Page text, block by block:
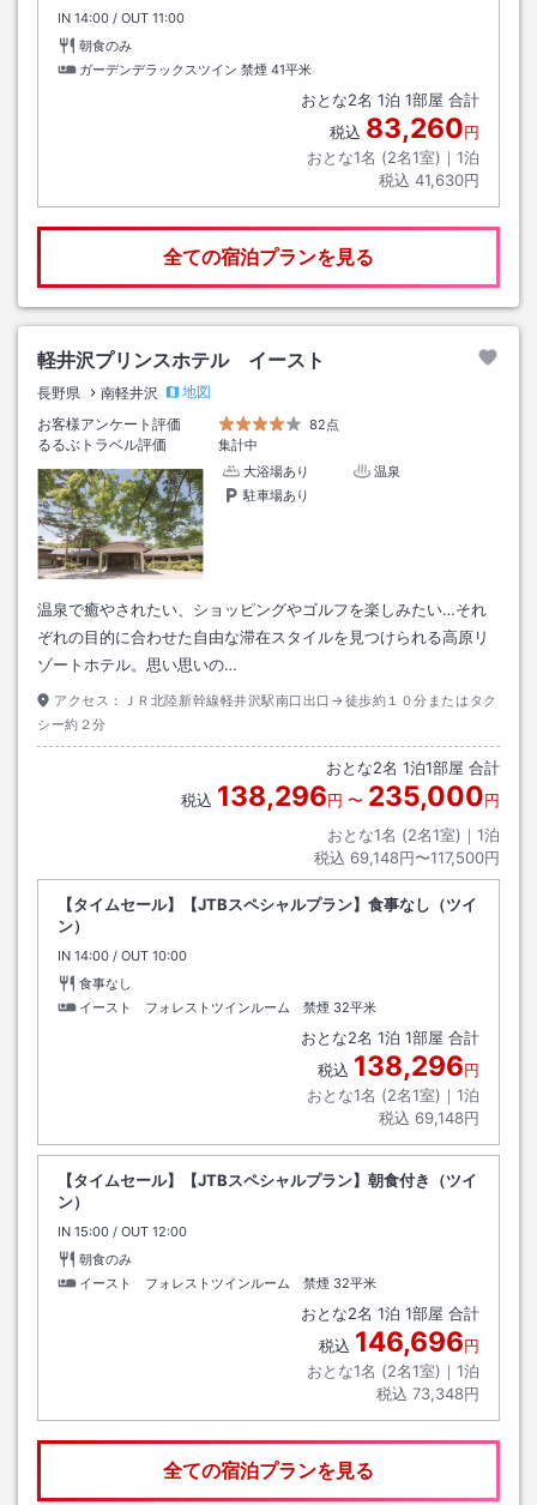
IN チェックイン
14:00 / OUT チェックアウト
11:00
朝食のみ
ガーデンデラックスツイン 禁煙 41平米
おとな2名 1泊 1部屋 合計
税込 83,260円
おとな1名 (2名1室)｜ 1泊
税込 41,630円
全ての宿泊プランを見る
軽井沢プリンスホテル イースト
長野県 南軽井沢
地図
お客様アンケート評価
82点
るるぶトラベル評価
集計中
大浴場あり
温泉
駐車場あり
温泉で癒やされたい、ショッピングやゴルフを楽しみたい…それ
ぞれの目的に合わせた自由な滞在スタイルを見つけられる高原リ
ゾートホテル。思い思いの…
アクセス：
ＪＲ北陸新幹線軽井沢駅南口出口→徒歩約１０分またはタク
シー約２分
おとな2名 1泊1部屋 合計
税込 138,296円 〜 235,000円
おとな1名 (2名1室)｜ 1泊
税込 69,148円〜117,500円
【タイムセール】【JTBスペシャルプラン】食事なし（ツイ
ン）
IN チェックイン
14:00 / OUT チェックアウト
10:00
食事なし
イースト フォレストツインルーム 禁煙 32平米
おとな2名 1泊 1部屋 合計
税込 138,296円
おとな1名 (2名1室)｜ 1泊
税込 69,148円
【タイムセール】【JTBスペシャルプラン】朝食付き（ツイ
ン）
IN チェックイン
15:00 / OUT チェックアウト
12:00
朝食のみ
イースト フォレストツインルーム 禁煙 32平米
おとな2名 1泊 1部屋 合計
税込 146,696円
おとな1名 (2名1室)｜ 1泊
税込 73,348円
全ての宿泊プランを見る